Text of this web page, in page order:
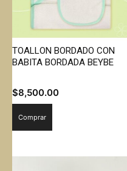
TOALLON BORDADO CON
BABITA BORDADA BEYBE
$8,500.00
Comprar